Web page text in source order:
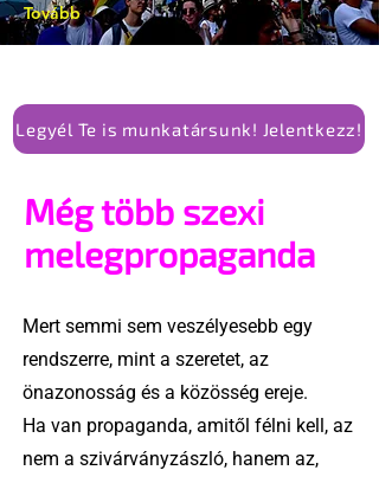
Tovább
Legyél Te is munkatársunk! Jelentkezz!
Még több szexi
melegpropaganda
Mert semmi sem veszélyesebb egy
rendszerre, mint a szeretet, az
önazonosság és a közösség ereje.
Ha van propaganda, amitől félni kell, az
nem a szivárványzászló, hanem az,